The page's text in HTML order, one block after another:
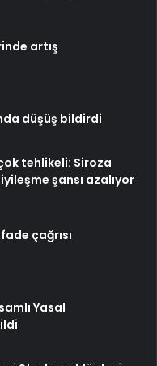
artış
düşüş bildirdi
tehlikeli: Siroza
şansı azalıyor
çağrısı
Yasal